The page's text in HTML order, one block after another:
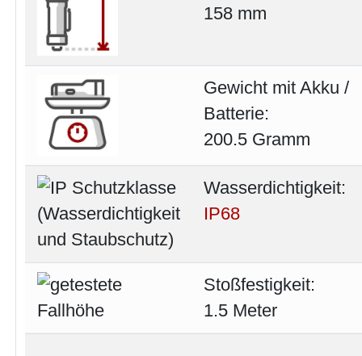
158 mm
Gewicht mit Akku /
Batterie:
200.5 Gramm
Wasserdichtigkeit:
IP68
Stoßfestigkeit:
1.5 Meter